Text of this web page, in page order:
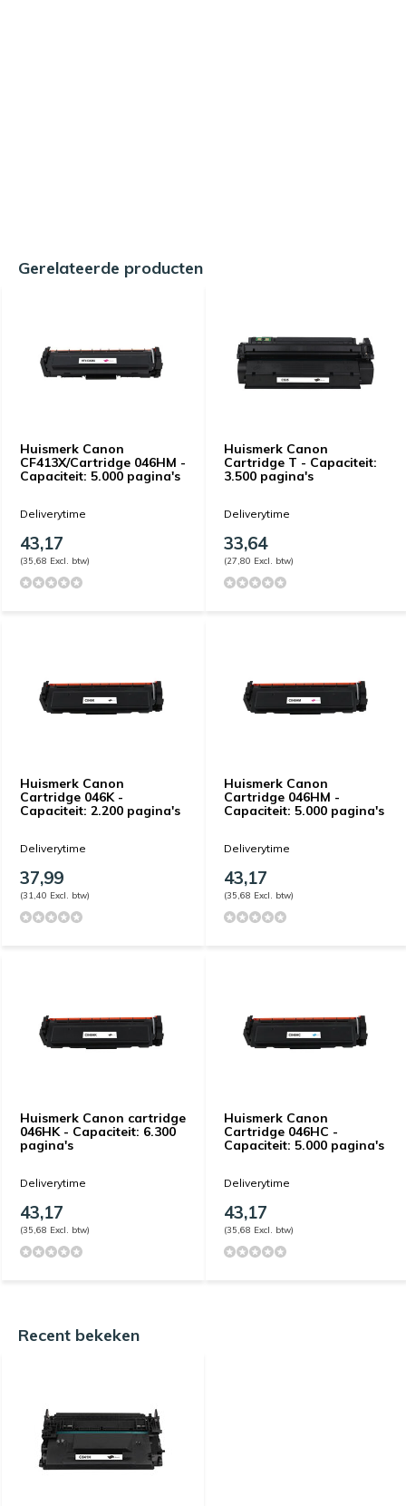
Gerelateerde producten
Huismerk Canon
CF413X/Cartridge 046HM -
Capaciteit: 5.000 pagina's
Deliverytime
43,17
(35,68 Excl. btw)
Huismerk Canon
Cartridge T - Capaciteit:
3.500 pagina's
Deliverytime
33,64
(27,80 Excl. btw)
Huismerk Canon
Cartridge 046K -
Capaciteit: 2.200 pagina's
Deliverytime
37,99
(31,40 Excl. btw)
Huismerk Canon
Cartridge 046HM -
Capaciteit: 5.000 pagina's
Deliverytime
43,17
(35,68 Excl. btw)
Huismerk Canon cartridge
046HK - Capaciteit: 6.300
pagina's
Deliverytime
43,17
(35,68 Excl. btw)
Huismerk Canon
Cartridge 046HC -
Capaciteit: 5.000 pagina's
Deliverytime
43,17
(35,68 Excl. btw)
Recent bekeken